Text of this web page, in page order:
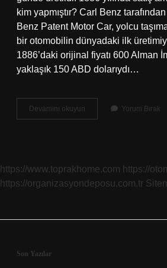
kim yapmıştır? Carl Benz
Benz Patent Motor Car, yolcu
bir otomobilin dünyadaki ilk
1886’daki orijinal fiyatı 600 Alman
yaklaşık 150 ABD dolarıydı…
Devamını okuyun
Otomobili
Yorum Bırak
https://www.toprakhome.com https://
https://organizasyondeposu.com.tr
Sidebar
Son Yazılar